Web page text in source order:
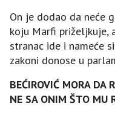
On je dodao da neće
koju Marfi priželjkuje,
stranac ide i nameće
zakoni donose u
BEĆIROVIĆ MORA DA
NE SA ONIM ŠTO MU